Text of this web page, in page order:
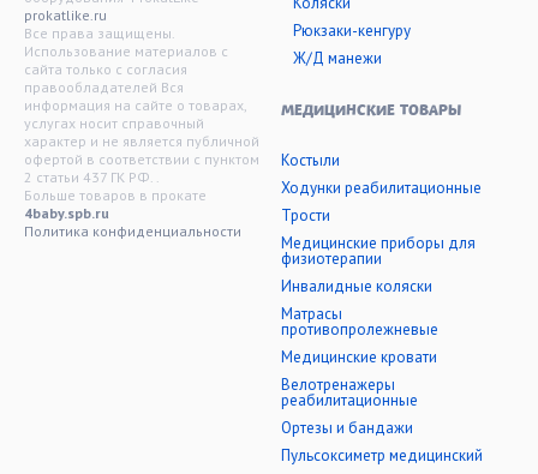
prokatlike.ru
Все права защищены.
Использование материалов с
сайта только с согласия
правообладателей Вся
информация на сайте о товарах,
услугах носит справочный
характер и не является публичной
офертой в соответствии с пунктом
2 статьи 437 ГК РФ. .
Больше товаров в прокате
4baby.spb.ru
Политика конфиденциальности
Рюкзаки-кенгуру
Ж/Д манежи
МЕДИЦИНСКИЕ ТОВАРЫ
Костыли
Ходунки реабилитационные
Трости
Медицинские приборы для
физиотерапии
Инвалидные коляски
Матрасы
противопролежневые
Медицинские кровати
Велотренажеры
реабилитационные
Ортезы и бандажи
Пульсоксиметр медицинский